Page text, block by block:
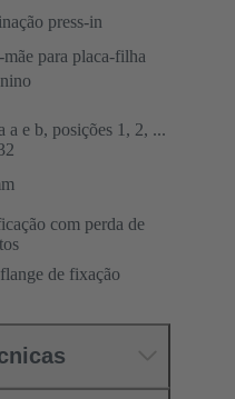
press-in
mãe para placa-filha
a e b, posições 1, 2, ...
com perda de
de fixação